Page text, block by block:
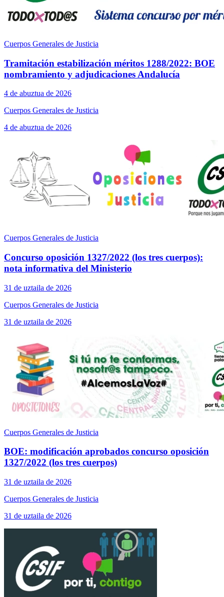
Cuerpos Generales de Justicia
Tramitación estabilización méritos 1288/2022: BOE
nombramiento y adjudicaciones Andalucía
4 de abuztua de 2026
Cuerpos Generales de Justicia
4 de abuztua de 2026
Cuerpos Generales de Justicia
Concurso oposición 1327/2022 (los tres cuerpos):
nota informativa del Ministerio
31 de uztaila de 2026
Cuerpos Generales de Justicia
31 de uztaila de 2026
Cuerpos Generales de Justicia
BOE: modificación aprobados concurso oposición
1327/2022 (los tres cuerpos)
31 de uztaila de 2026
Cuerpos Generales de Justicia
31 de uztaila de 2026